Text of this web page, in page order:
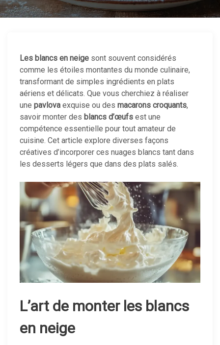
Les blancs en neige sont souvent considérés
comme les étoiles montantes du monde culinaire,
transformant de simples ingrédients en plats
aériens et délicats. Que vous cherchiez à réaliser
une pavlova exquise ou des macarons croquants,
savoir monter des blancs d’œufs est une
compétence essentielle pour tout amateur de
cuisine. Cet article explore diverses façons
créatives d’incorporer ces nuages blancs tant dans
les desserts légers que dans des plats salés.
L’art de monter les blancs
en neige